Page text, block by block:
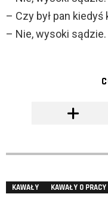
– Czy był pan kiedyś
– Nie, wysoki
KAWAŁY KAWAŁY O PRACY